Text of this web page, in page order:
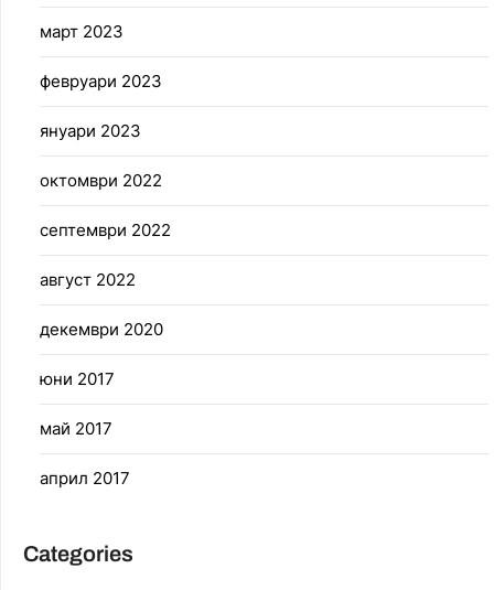
март 2023
февруари 2023
януари 2023
октомври 2022
септември 2022
август 2022
декември 2020
юни 2017
май 2017
април 2017
Categories